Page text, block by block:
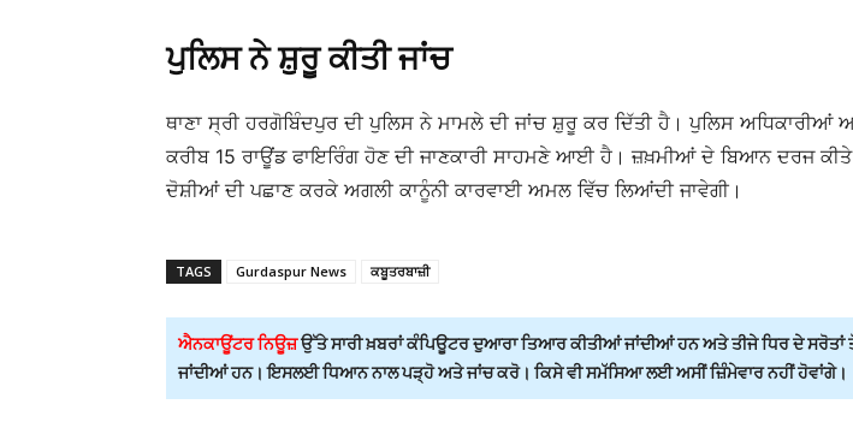
ਪੁਲਿਸ ਨੇ ਸ਼ੁਰੂ ਕੀਤੀ ਜਾਂਚ
ਥਾਣਾ ਸ੍ਰੀ ਹਰਗੋਬਿੰਦਪੁਰ ਦੀ ਪੁਲਿਸ ਨੇ ਮਾਮਲੇ ਦੀ ਜਾਂਚ ਸ਼ੁਰੂ ਕਰ ਦਿੱਤੀ ਹੈ। ਪੁਲਿਸ ਅਧਿਕਾਰੀਆਂ
ਕਰੀਬ 15 ਰਾਊਂਡ ਫਾਇਰਿੰਗ ਹੋਣ ਦੀ ਜਾਣਕਾਰੀ ਸਾਹਮਣੇ ਆਈ ਹੈ। ਜ਼ਖ਼ਮੀਆਂ ਦੇ ਬਿਆਨ ਦਰਜ
ਦੋਸ਼ੀਆਂ ਦੀ ਪਛਾਣ ਕਰਕੇ ਅਗਲੀ ਕਾਨੂੰਨੀ ਕਾਰਵਾਈ ਅਮਲ ਵਿੱਚ ਲਿਆਂਦੀ ਜਾਵੇਗੀ।
TAGS Gurdaspur News ਕਬੂਤਰਬਾਜ਼ੀ
ਐਨਕਾਊਂਟਰ ਨਿਊਜ਼ਉੱਤੇ ਸਾਰੀ ਖ਼ਬਰਾਂ ਕੰਪਿਊਟਰ ਦੁਆਰਾ ਤਿਆਰ ਕੀਤੀਆਂ ਜਾਂਦੀਆਂ ਹਨ ਅਤੇ ਤੀਜੇ ਧਿਰ ਦੇ ਸਰੋਤਾਂ
ਜਾਂਦੀਆਂ ਹਨ। ਇਸਲਈ ਧਿਆਨ ਨਾਲ ਪੜ੍ਹੋ ਅਤੇ ਜਾਂਚ ਕਰੋ। ਕਿਸੇ ਵੀ ਸਮੱਸਿਆ ਲਈ ਅਸੀਂ ਜ਼ਿੰਮੇਵਾਰ ਨਹੀਂ ਹੋਵਾਂਗੇ।